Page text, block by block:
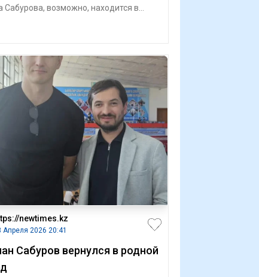
Сабурова, возможно, находится в
newtimes.kz
Апреля 2026 20:41
Сабуров вернулся в родной